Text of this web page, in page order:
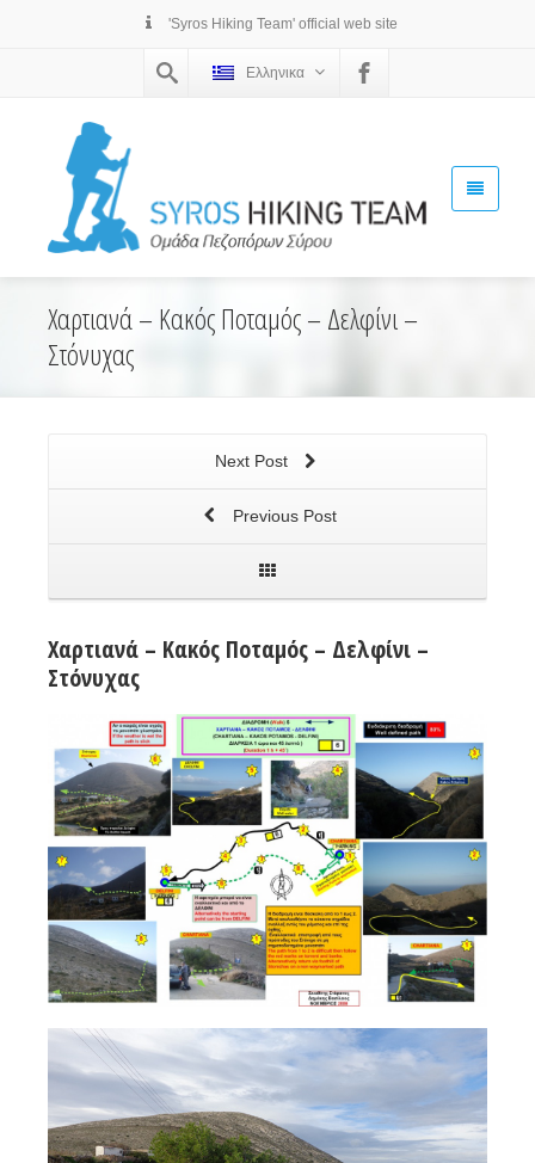
'Syros Hiking Team' official web site
Ελληνικα
Χαρτιανά – Κακός Ποταμός – Δελφίνι –
Στόνυχας
Next Post
Previous Post
Χαρτιανά – Κακός Ποταμός – Δελφίνι –
Στόνυχας